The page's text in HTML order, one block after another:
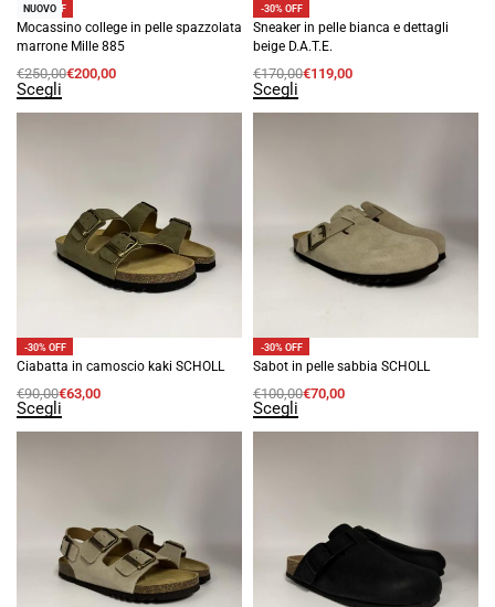
-20% OFF
NUOVO
Mocassino college in pelle spazzolata
marrone Mille 885
€250,00€200,00
Scegli
-30% OFF
Sneaker in pelle bianca e dettagli
beige D.A.T.E.
€170,00€119,00
Scegli
-30% OFF
Ciabatta in camoscio kaki SCHOLL
€90,00€63,00
Scegli
-30% OFF
Sabot in pelle sabbia SCHOLL
€100,00€70,00
Scegli